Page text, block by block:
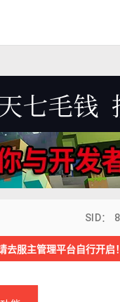
SID：
服主管理平台自行开启！